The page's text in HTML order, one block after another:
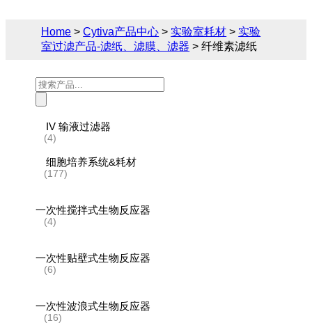
Home >Cytiva产品中心 > 实验室耗材 > 实验
室过滤产品-滤纸、滤膜、滤器 > 纤维素滤纸
Products
search
IV 输液过滤器
(4)
细胞培养系统&耗材
(177)
一次性搅拌式生物反应器
(4)
一次性贴壁式生物反应器
(6)
一次性波浪式生物反应器
(16)